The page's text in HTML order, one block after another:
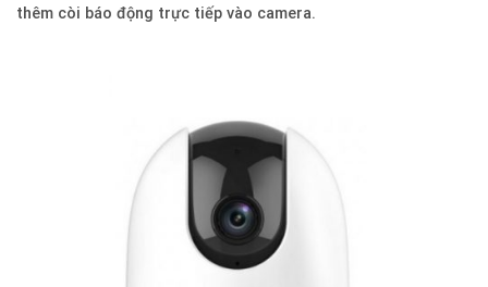
thêm còi báo động trực tiếp vào camera.